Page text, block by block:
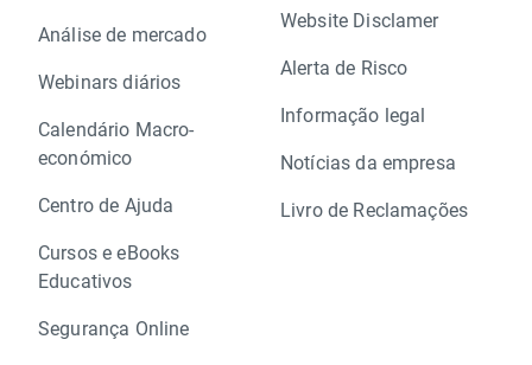
Análise de mercado
Webinars diários
Calendário Macro-
económico
Centro de Ajuda
Cursos e eBooks
Educativos
Segurança Online
Website Disclamer
Alerta de Risco
Informação legal
Notícias da empresa
Livro de Reclamações